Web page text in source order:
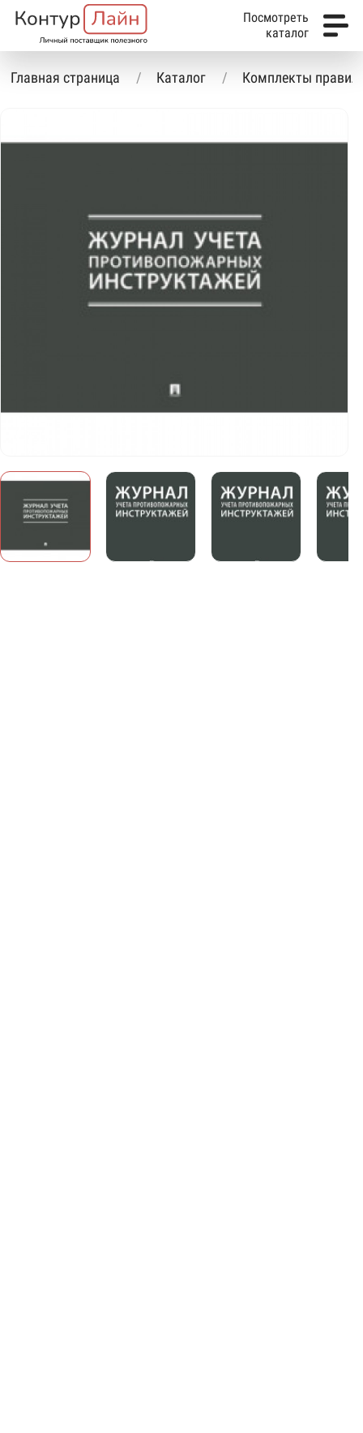
Посмотреть
каталог
Главная страница Каталог Комплекты правил